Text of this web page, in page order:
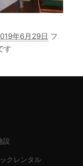
年6月29日 フ
す
設
クレンタル